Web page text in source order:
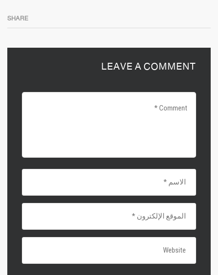
SHARE
LEAVE A COMMENT